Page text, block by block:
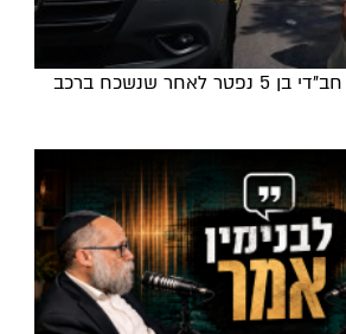
טרגדיה נוראית: ילד חב"די בן 5 נפטר לאחר שנשכח ברכב